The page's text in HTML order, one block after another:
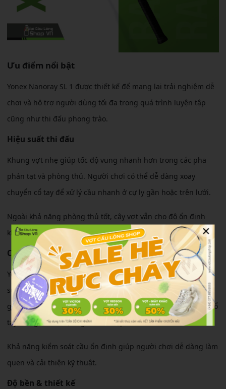
Ưu điểm nổi bật
Yonex Nanoray SL 1 được thiết kế để mang lại trải nghiệm dễ
chơi và hỗ trợ người dùng tối đa trong quá trình luyện tập
cũng như thi đấu phong trào.
Hiệu suất thi đấu
Khung vợt nhẹ giúp tốc độ vung nhanh hơn trong các pha
phản tạt và phòng thủ. Người chơi có thể dễ dàng xoay
chuyển cổ tay để xử lý cầu nhanh ở cự ly gần hoặc trên lưới.
Ngoài khả năng phòng thủ tốt, cây vợt vẫn cho độ ổn định
khá khi thực hiện các pha phông cầu và điều cầu cuối sân.
Cảm giác sử dụng
Yonex Nanoray SL 1 mang lại cảm giác cầm nhẹ tay và ít tốn
sức khi chơi trong thời gian dài. Thân vợt có độ dẻo vừa phải
giúp hỗ trợ lực hiệu quả, đặc biệt phù hợp với người có lực cổ
tay trung bình hoặc người mới tập chơi.
Khả năng kiểm soát cầu ổn định giúp người chơi dễ dàng làm
quen và cải thiện kỹ thuật.
Độ bền & thiết kế
×